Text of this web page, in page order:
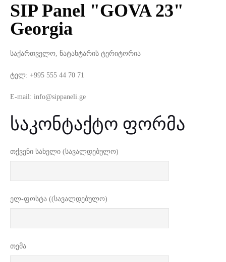
SIP Panel "GOVA 23"
Georgia
საქართველო, ნატახტარის ტერიტორია
ტელ: +995 555 44 70 71
E-mail: info@sippaneli.ge
საკონტაქტო ფორმა
თქვენი სახელი (სავალდებულო)
ელ-ფოსტა ((სავალდებულო)
თემა